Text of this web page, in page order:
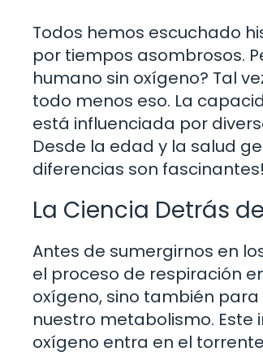
Todos hemos escuchado
por tiempos asombrosos.
humano sin oxígeno? Tal
todo menos eso. La
está influenciada por
Desde la edad y la salud
diferencias son fascinantes!
La Ciencia Detrás
Antes de sumergirnos en
el proceso de respiración
oxígeno, sino también
nuestro metabolismo.
oxígeno entra en el